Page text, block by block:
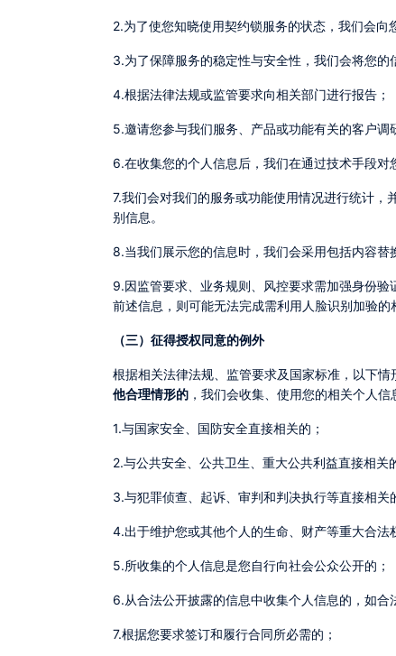
2.为了使您知晓使用契约锁服务的状态，我们会
3.为了保障服务的稳定性与安全性，我们会将您
4.根据法律法规或监管要求向相关部门进行报告；
5.邀请您参与我们服务、产品或功能有关的客户调
6.在收集您的个人信息后，我们在通过技术手段
7.我们会对我们的服务或功能使用情况进行统计，并可能会与公众或第三方共享这些统计信息，以展示我们的服务或功能的整体使用趋势。但这些统计信息不包含您的任何身份识
别信息。
8.当我们展示您的信息时，我们会采用包括内容
9.因监管要求、业务规则、风控要求需加强身份验证时，我们会应用您在使用涉及核实身份业务时留存的活体检测人脸数据及身份证件人像照进行人脸识别。如您不同意我们应用
前述信息，则可能无法完成需利用人脸识别加验的
（三）征得授权同意的例外
根据相关法律法规、监管要求及国家标准，以下情
他合理情形的 ，我们会收集、使用您的相关个人
1.与国家安全、国防安全直接相关的；
2.与公共安全、公共卫生、重大公共利益直接相关
3.与犯罪侦查、起诉、审判和判决执行等直接相关
4.出于维护您或其他个人的生命、财产等重大合
5.所收集的个人信息是您自行向社会公众公开的；
6.从合法公开披露的信息中收集个人信息的，如
7.根据您要求签订和履行合同所必需的；